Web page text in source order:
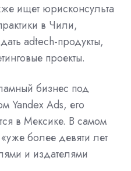
ищет юрисконсульта
в Чили,
adtech-продукты,
проекты.
бизнес под
Yandex Ads, его
в Мексике. В самом
более девяти лет
и издателями